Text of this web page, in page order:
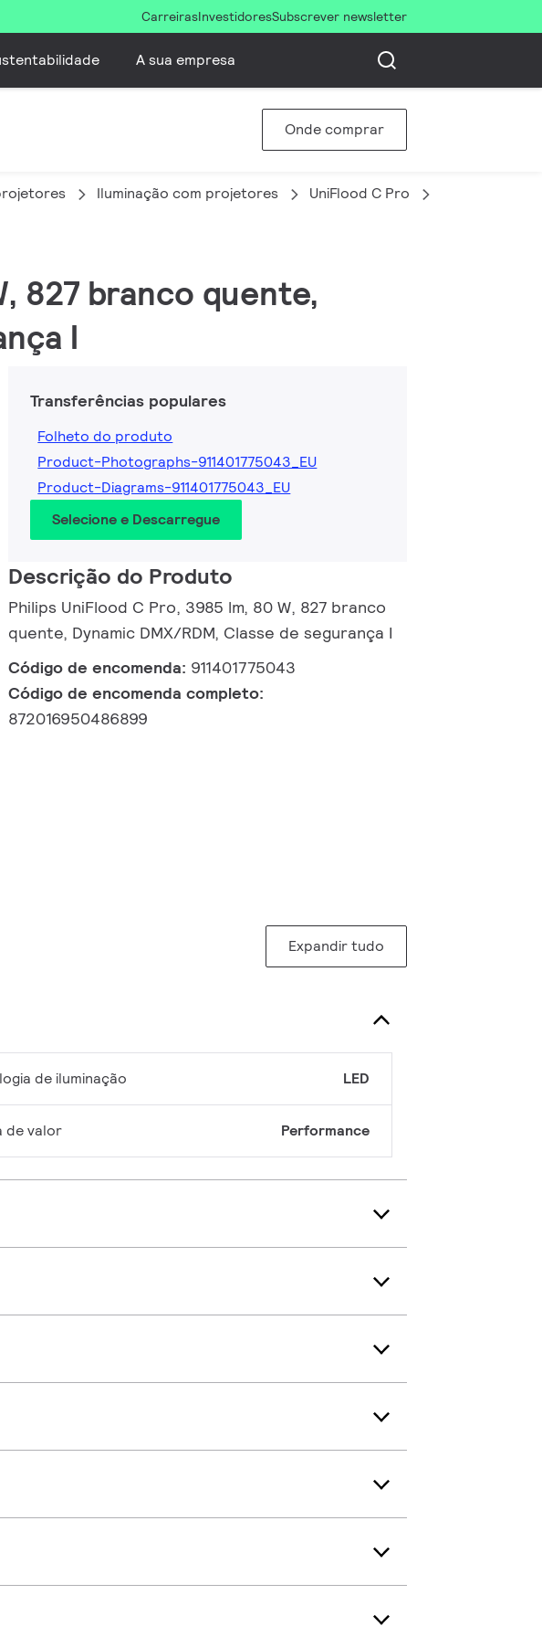
CarreirasInvestidoresSubscrever newsletter
A sua empresa
Onde comprar
Iluminação com projetores UniFlood C Pro
827 branco quente,
I
Transferências populares
Folheto do produto
Product-Photographs-911401775043_EU
Product-Diagrams-911401775043_EU
Selecione e Descarregue
Descrição do Produto
Philips UniFlood C Pro, 3985 lm, 80 W, 827 branco
quente, Dynamic DMX/RDM, Classe de segurança I
Código de encomenda: 911401775043
Código de encomenda completo:
872016950486899
Expandir tudo
de iluminação LED
de valor Performance